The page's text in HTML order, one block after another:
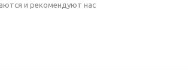
и рекомендуют нас